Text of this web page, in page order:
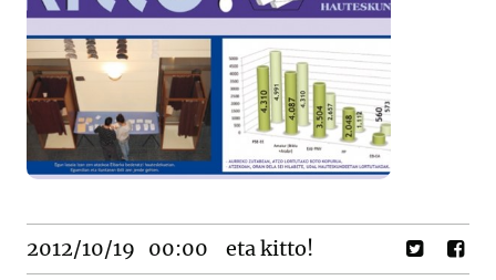
2012/10/19 00:00 eta kitto!